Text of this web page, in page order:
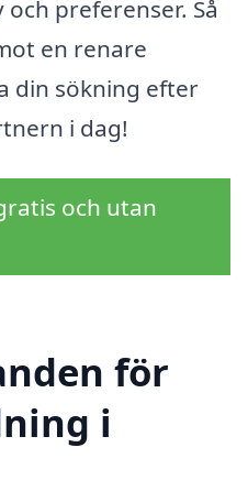
preferenser. Så
en renare
din sökning efter
i dag!
och utan
för
i